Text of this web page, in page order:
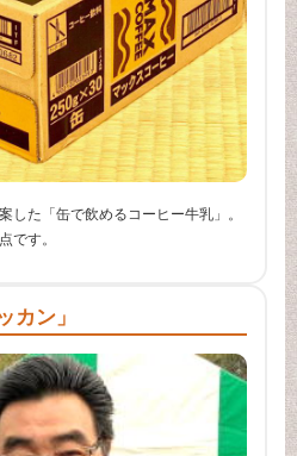
した「缶で飲めるコーヒー牛乳」。
です。
カン」